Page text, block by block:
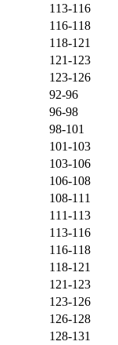
113-116
116-118
118-121
121-123
123-126
92-96
96-98
98-101
101-103
103-106
106-108
108-111
111-113
113-116
116-118
118-121
121-123
123-126
126-128
128-131